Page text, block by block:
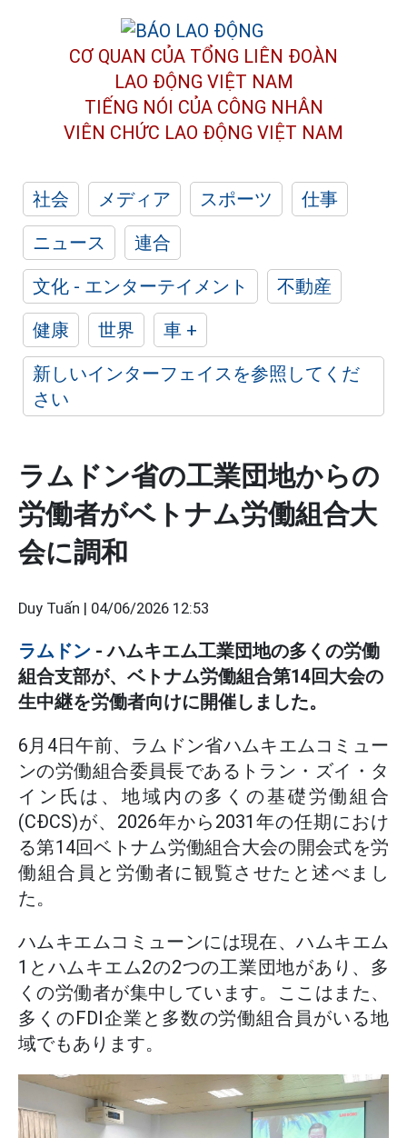
CƠ QUAN CỦA TỔNG LIÊN ĐOÀN
LAO ĐỘNG VIỆT NAM
TIẾNG NÓI CỦA CÔNG NHÂN
VIÊN CHỨC LAO ĐỘNG VIỆT NAM
社会 メディア スポーツ
仕事
ニュース
連合
文化 - エンターテイメント
不動産
健康
世界
車 +
新しいインターフェイスを参照してくだ
さい
ラムドン省の工業団地からの
労働者がベトナム労働組合大
会に調和
Duy Tuấn | 04/06/2026 12:53
ラムドン - ハムキエム工業団地の多くの労働
組合支部が、ベトナム労働組合第14回大会の
生中継を労働者向けに開催しました。
6月4日午前、ラムドン省ハムキエムコミュー
ンの労働組合委員長であるトラン・ズイ・タ
イン氏は、地域内の多くの基礎労働組合
(CĐCS)が、2026年から2031年の任期におけ
る第14回ベトナム労働組合大会の開会式を労
働組合員と労働者に観覧させたと述べまし
た。
ハムキエムコミューンには現在、ハムキエム
1とハムキエム2の2つの工業団地があり、多
くの労働者が集中しています。ここはまた、
多くのFDI企業と多数の労働組合員がいる地
域でもあります。